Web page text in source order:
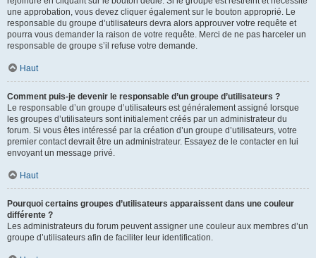
une approbation, vous devez cliquer également sur le bouton approprié. Le
responsable du groupe d’utilisateurs devra alors approuver votre requête et
pourra vous demander la raison de votre requête. Merci de ne pas harceler un
responsable de groupe s’il refuse votre demande.
Haut
Comment puis-je devenir le responsable d’un groupe d’utilisateurs ?
Le responsable d’un groupe d’utilisateurs est généralement assigné lorsque
les groupes d’utilisateurs sont initialement créés par un administrateur du
forum. Si vous êtes intéressé par la création d’un groupe d’utilisateurs, votre
premier contact devrait être un administrateur. Essayez de le contacter en lui
envoyant un message privé.
Haut
Pourquoi certains groupes d’utilisateurs apparaissent dans une couleur
différente ?
Les administrateurs du forum peuvent assigner une couleur aux membres d’un
groupe d’utilisateurs afin de faciliter leur identification.